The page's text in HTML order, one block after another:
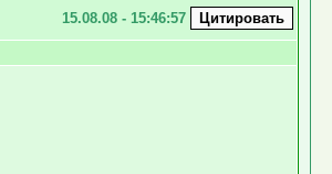
15.08.08 - 15:46:57